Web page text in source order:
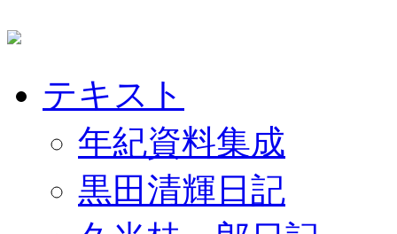
テキスト
年紀資料集成
黒田清輝日記